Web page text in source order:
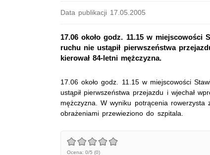
Data publikacji 17.05.2005
17.06 około godz. 11.15 w miejscowości
ruchu nie ustąpił pierwszeństwa
kierował 84-letni mężczyzna.
17.06 około godz. 11.15 w miejscowości
ustąpił pierwszeństwa przejazdu i wjechał
mężczyzna. W wyniku potrącenia
obrażeniami przewieziono do szpitala.
Ocena: 0/5 (0)